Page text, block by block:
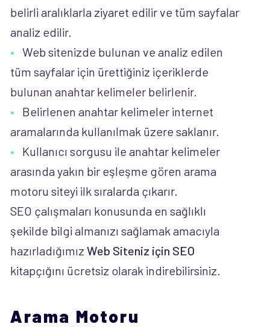
belirli aralıklarla ziyaret edilir ve tüm sayfalar
analiz edilir.
Web sitenizde bulunan ve analiz edilen
tüm sayfalar için ürettiğiniz içeriklerde
bulunan anahtar kelimeler belirlenir.
Belirlenen anahtar kelimeler internet
aramalarında kullanılmak üzere saklanır.
Kullanıcı sorgusu ile anahtar kelimeler
arasında yakın bir eşleşme gören arama
motoru siteyi ilk sıralarda çıkarır.
SEO çalışmaları konusunda en sağlıklı
şekilde bilgi almanızı sağlamak amacıyla
hazırladığımız Web Siteniz için SEO
kitapçığını ücretsiz olarak indirebilirsiniz.
Arama Motoru